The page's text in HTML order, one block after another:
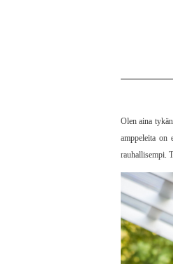
Olen aina
amppeleita on
rauhallisempi.